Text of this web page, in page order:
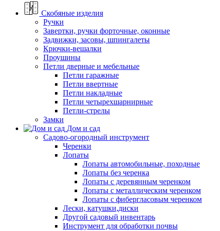
Скобяные изделия
Ручки
Завертки, ручки форточные, оконные
Задвижки, засовы, шпингалеты
Крючки-вешалки
Проушины
Петли дверные и мебельные
Петли гаражные
Петли ввертные
Петли накладные
Петли четырехшарнирные
Петли-стрелы
Замки
Дом и сад
Садово-огородный инструмент
Черенки
Лопаты
Лопаты автомобильные, походные
Лопаты без черенка
Лопаты с деревянным черенком
Лопаты с металлическим черенком
Лопаты с фибергласовым черенком
Лески, катушки,диски
Другой садовый инвентарь
Инструмент для обработки почвы